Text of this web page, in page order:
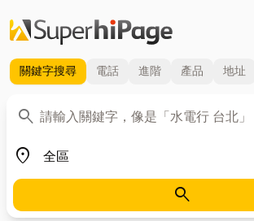
關鍵字搜尋 電話 進階 產品 地址
search
關鍵字
place
地區
search